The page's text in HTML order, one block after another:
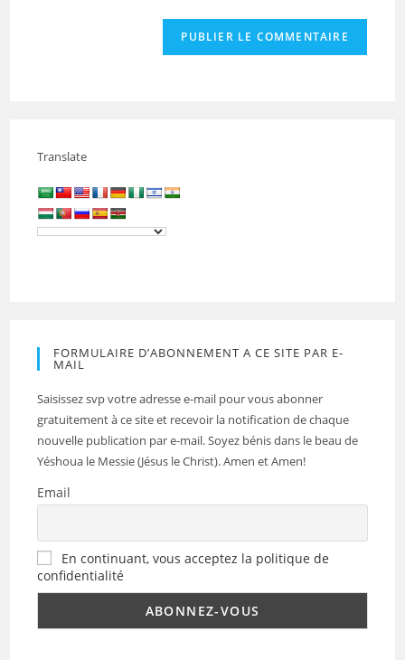
Translate
FORMULAIRE D’ABONNEMENT A CE SITE PAR E-
MAIL
Saisissez svp votre adresse e-mail pour vous abonner
gratuitement à ce site et recevoir la notification de chaque
nouvelle publication par e-mail. Soyez bénis dans le beau de
Yéshoua le Messie (Jésus le Christ). Amen et Amen!
Email
En continuant, vous acceptez la politique de
confidentialité